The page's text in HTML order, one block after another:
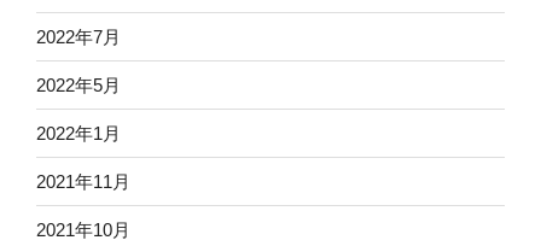
2022年7月
2022年5月
2022年1月
2021年11月
2021年10月